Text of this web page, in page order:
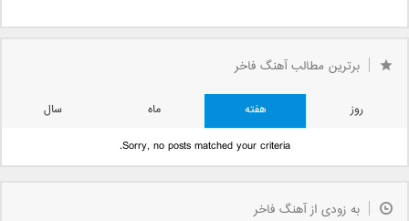
برترین مطالب آهنگ فاخر
روز هفته ماه
سال
Sorry, no posts matched your criteria.
به زودی از آهنگ فاخر